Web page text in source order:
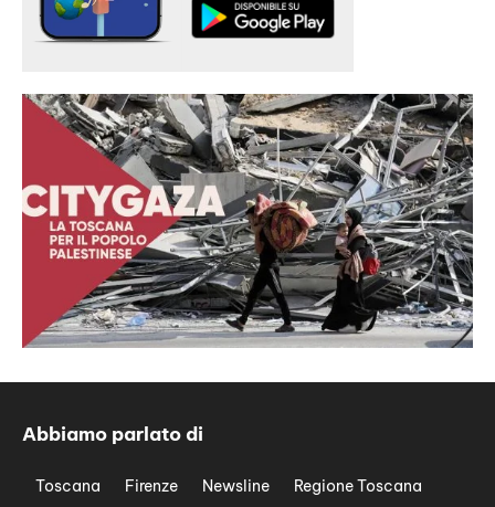
Abbiamo parlato di
Toscana Firenze Newsline
Regione Toscana